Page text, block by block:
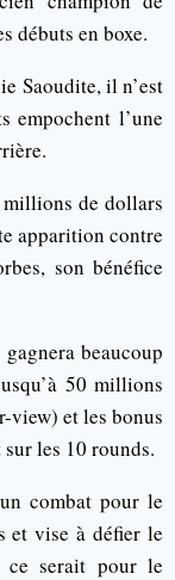
débuts en boxe.
Saoudite, il n’est
empochent l’une
de dollars
apparition contre
son bénéfice
beaucoup
50 millions
view) et les bonus
les 10 rounds.
combat pour le
et vise à défier le
ce serait pour le